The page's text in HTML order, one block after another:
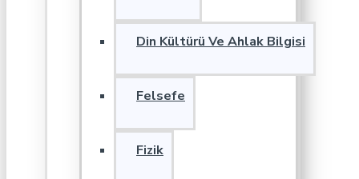
Din Kültürü Ve Ahlak Bilgisi
Felsefe
Fizik